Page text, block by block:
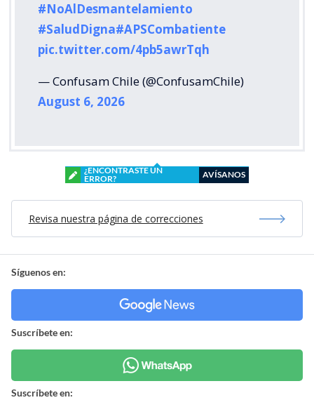
#NoAlDesmantelamiento
#SaludDigna#APSCombatiente
pic.twitter.com/4pb5awrTqh
— Confusam Chile (@ConfusamChile)
August 6, 2026
¿ENCONTRASTE UN
ERROR?
AVÍSANOS
Revisa nuestra página de correcciones
Síguenos en:
Suscríbete en:
Suscríbete en: